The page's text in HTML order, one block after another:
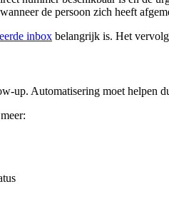
de persoon zich heeft
inbox belangrijk is. Het
up. Automatisering moet helpen